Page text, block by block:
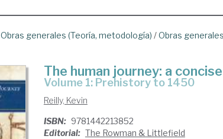
Obras generales (Teoría, metodología) /Obras generales
The human journey: a
Volume 1: Prehistory to 1450
Reilly, Kevin
ISBN: 9781442213852
Editorial: The Rowman & Littlefield